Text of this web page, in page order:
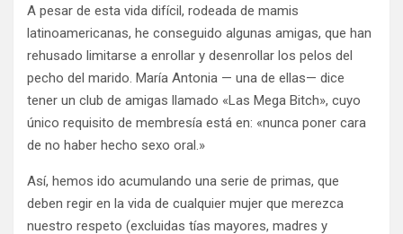
A pesar de esta vida difícil, rodeada de mamis
latinoamericanas, he conseguido algunas amigas, que han
rehusado limitarse a enrollar y desenrollar los pelos del
pecho del marido. María Antonia — una de ellas— dice
tener un club de amigas llamado «Las Mega Bitch», cuyo
único requisito de membresía está en: «nunca poner cara
de no haber hecho sexo oral.»
Así, hemos ido acumulando una serie de primas, que
deben regir en la vida de cualquier mujer que merezca
nuestro respeto (excluidas tías mayores, madres y